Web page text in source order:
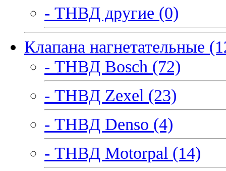
- ТНВД другие (0)
Клапана нагнетательные
- ТНВД Bosch (72)
- ТНВД Zexel (23)
- ТНВД Denso (4)
- ТНВД Motorpal (14)